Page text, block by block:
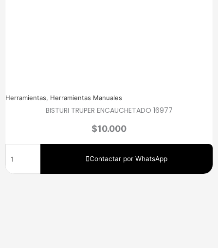
Herramientas, Herramientas Manuales
BISTURI TRUPER ENCAUCHETADO 16977
$10.000
Contactar por WhatsApp